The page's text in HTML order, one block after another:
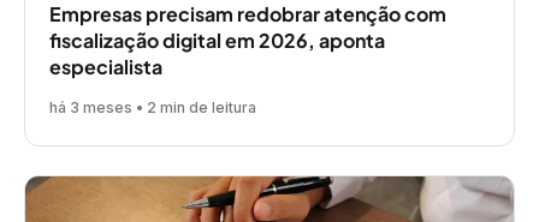
Empresas precisam redobrar atenção com
fiscalização digital em 2026, aponta
especialista
há 3 meses • 2 min de leitura